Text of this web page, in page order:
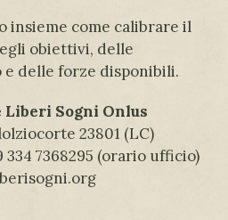
insieme come calibrare il
obiettivi, delle
delle forze disponibili.
Sogni Onlus
23801 (LC)
334 7368295 (orario ufficio)